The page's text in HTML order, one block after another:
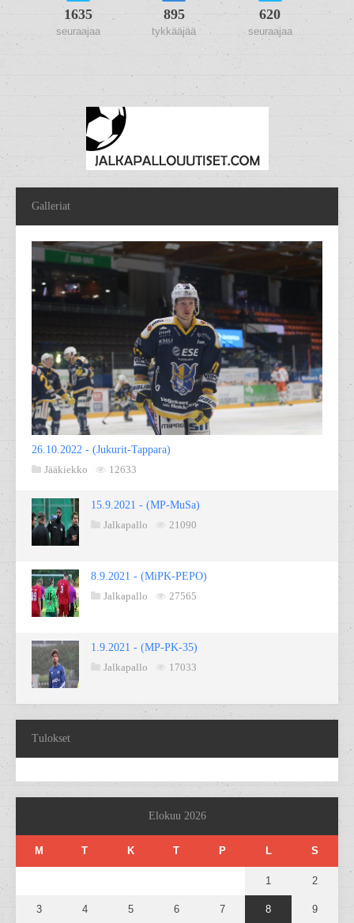
1635
seuraajaa
895
tykkääjää
620
seuraajaa
Galleriat
26.10.2022 - (Jukurit-Tappara)
Jääkiekko
12633
15.9.2021 - (MP-MuSa)
Jalkapallo
21090
8.9.2021 - (MiPK-PEPO)
Jalkapallo
27565
1.9.2021 - (MP-PK-35)
Jalkapallo
17033
Tulokset
Elokuu 2026
M T K T P L S
1 2
3 4 5 6 7 8 9